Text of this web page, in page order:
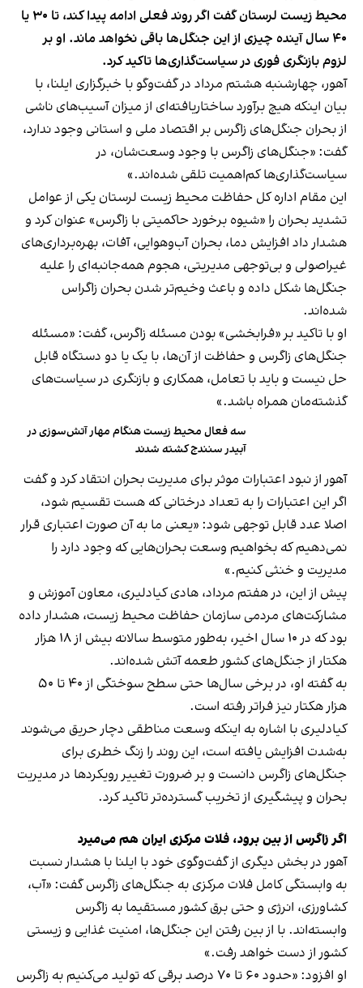
محیط زیست لرستان گفت اگر روند فعلی ادامه پیدا کند، تا ۳۰ یا
۴۰ سال آینده چیزی از این جنگل‌ها باقی نخواهد ماند. او بر
لزوم بازنگری فوری در سیاست‌گذاری‌ها تاکید کرد.
آهور، چهارشنبه هشتم مرداد در گفت‌وگو با خبرگزاری ایلنا، با
بیان اینکه هیچ برآورد ساختاریافته‌ای از میزان آسیب‌های ناشی
از بحران جنگل‌های زاگرس بر اقتصاد ملی و استانی وجود ندارد،
گفت: «جنگل‌های زاگرس با وجود وسعت‌شان، در
سیاست‌گذاری‌ها کم‌اهمیت تلقی شده‌اند.»
این مقام اداره کل حفاظت محیط زیست لرستان یکی از عوامل
تشدید بحران را «شیوه برخورد حاکمیتی با زاگرس» عنوان کرد و
هشدار داد افزایش دما، بحران آب‌وهوایی، آفات، بهره‌برداری‌های
غیراصولی و بی‌توجهی مدیریتی، هجوم همه‌جانبه‌ای را علیه
جنگل‌ها شکل داده و باعث وخیم‌تر شدن بحران زاگراس
شده‌اند.
او با تاکید بر «فرابخشی» بودن مسئله زاگرس، گفت: «مسئله
جنگل‌های زاگرس و حفاظت از آن‌ها، با یک یا دو دستگاه قابل
حل نیست و باید با تعامل، همکاری و بازنگری در سیاست‌های
گذشته‌مان همراه باشد.»
سه فعال محیط زیست هنگام مهار آتش‌سوزی در
آبیدر سنندج کشته شدند
آهور از نبود اعتبارات موثر برای مدیریت بحران انتقاد کرد و گفت
اگر این اعتبارات را به تعداد درختانی که هست تقسیم شود،
اصلا عدد قابل توجهی شود: «یعنی ما به آن صورت اعتباری قرار
نمی‌دهیم که بخواهیم وسعت بحران‌هایی که وجود دارد را
مدیریت و خنثی کنیم.»
پیش از این، در هفتم مرداد، هادی کیادلیری، معاون آموزش و
مشارکت‌های مردمی سازمان حفاظت محیط‌ زیست، هشدار داده
بود که در ۱۰ سال اخیر، به‌طور متوسط سالانه بیش از ۱۸ هزار
هکتار از جنگل‌های کشور طعمه آتش شده‌اند.
به گفته او، در برخی سال‌ها حتی سطح سوختگی از ۴۰ تا ۵۰
هزار هکتار نیز فراتر رفته است.
کیادلیری با اشاره به اینکه وسعت مناطقی دچار حریق می‌شوند
به‌شدت افزایش یافته است، این روند را زنگ خطری برای
جنگل‌های زاگرس دانست و بر ضرورت تغییر رویکردها در مدیریت
بحران و پیشگیری از تخریب گسترده‌تر تاکید کرد.
اگر زاگرس از بین برود، فلات مرکزی ایران هم می‌میرد
آهور در بخش دیگری از گفت‌وگوی خود با ایلنا با هشدار نسبت
به وابستگی کامل فلات مرکزی به جنگل‌های زاگرس گفت: «آب،
کشاورزی، انرژی و حتی برق کشور مستقیما به زاگرس
وابسته‌اند. با از بین رفتن این جنگل‌ها، امنیت غذایی و زیستی
کشور از دست خواهد رفت.»
او افزود: «حدود ۶۰ تا ۷۰ درصد برقی که تولید می‌کنیم به زاگرس